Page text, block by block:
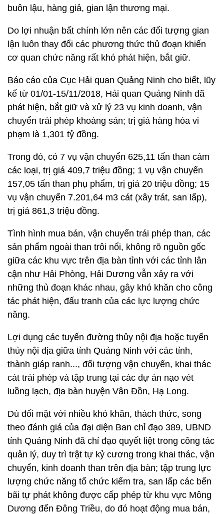
buôn lậu, hàng giả, gian lận thương mại.
Do lợi nhuận bất chính lớn nên các đối tượng gian
lận luôn thay đổi các phương thức thủ đoạn khiến
cơ quan chức năng rất khó phát hiện, bắt giữ.
Báo cáo của Cục Hải quan Quảng Ninh cho biết, lũy
kế từ 01/01-15/11/2018, Hải quan Quảng Ninh đã
phát hiện, bắt giữ và xử lý 23 vụ kinh doanh, vận
chuyển trái phép khoáng sản; trị giá hàng hóa vi
phạm là 1,301 tỷ đồng.
Trong đó, có 7 vụ vận chuyển 625,11 tấn than cám
các loại, trị giá 409,7 triệu đồng; 1 vụ vận chuyển
157,05 tấn than phụ phẩm, trị giá 20 triệu đồng; 15
vụ vận chuyển 7.201,64 m3 cát (xây trát, san lấp),
trị giá 861,3 triệu đồng.
Tình hình mua bán, vận chuyển trái phép than, các
sản phẩm ngoài than trôi nổi, không rõ nguồn gốc
giữa các khu vực trên địa bàn tỉnh với các tỉnh lân
cận như Hải Phòng, Hải Dương vẫn xảy ra với
những thủ đoạn khác nhau, gây khó khăn cho công
tác phát hiện, đấu tranh của các lực lượng chức
năng.
Lợi dụng các tuyến đường thủy nội địa hoặc tuyến
thủy nội địa giữa tỉnh Quảng Ninh với các tỉnh,
thành giáp ranh..., đối tượng vận chuyển, khai thác
cát trái phép và tập trung tại các dự án nạo vét
luồng lạch, địa bàn huyện Vân Đồn, Hạ Long.
Dù đối mặt với nhiều khó khăn, thách thức, song
theo đánh giá của đại diện Ban chỉ đạo 389, UBND
tỉnh Quảng Ninh đã chỉ đạo quyết liệt trong công tác
quản lý, duy trì trật tự kỷ cương trong khai thác, vận
chuyển, kinh doanh than trên địa bàn; tập trung lực
lượng chức năng tổ chức kiểm tra, san lấp các bến
bãi tự phát không được cấp phép từ khu vực Mông
Dương đến Đông Triều, do đó hoạt động mua bán,